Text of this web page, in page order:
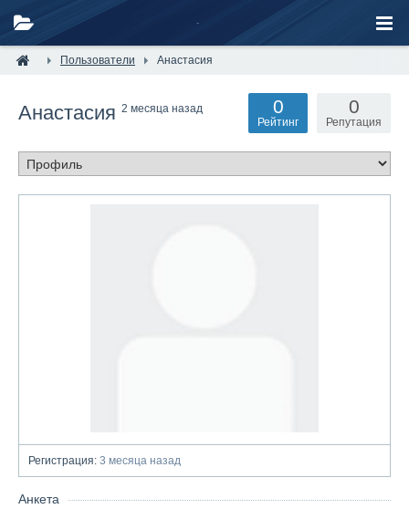
Пользователи Анастасия
Анастасия 2 месяца назад 0
Репутация
0
Рейтинг
Регистрация: 3 месяца назад
Анкета